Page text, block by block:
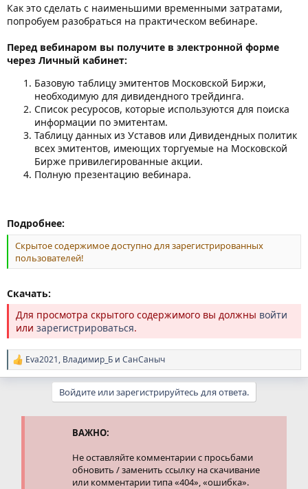
Как это сделать с наименьшими временными затратами,
попробуем разобраться на практическом вебинаре.
Перед вебинаром вы получите в электронной форме
через Личный кабинет:
Базовую таблицу эмитентов Московской Биржи,
необходимую для дивидендного трейдинга.
Список ресуросов, которые используются для поиска
информации по эмитентам.
Таблицу данных из Уставов или Дивидендных политик
всех эмитентов, имеющих торгуемые на Московской
Бирже привилегированные акции.
Полную презентацию вебинара.
Подробнее:
Скрытое содержимое доступно для зарегистрированных
пользователей!
Скачать:
Для просмотра скрытого содержимого вы должны войти
или зарегистрироваться.
Р
е
Eva2021, Владимир_Б и СанСаныч
Войдите или зарегистрируйтесь для ответа.
ВАЖНО:
Не оставляйте комментарии с просьбами
обновить / заменить ссылку на скачивание
или комментарии типа «404», «ошибка».